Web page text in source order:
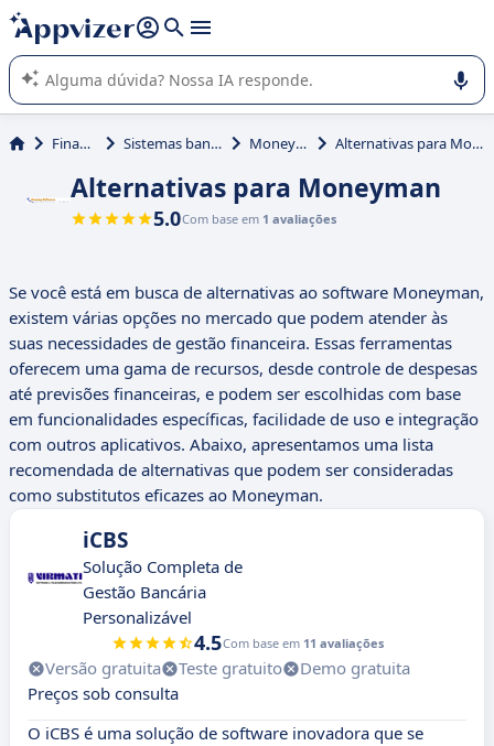
de nossa IA (várias linhas com
A IA do Appvizer o orienta no uso ou na seleção de software
SaaS para sua empresa.
Finanças Sistemas bancários Moneyman Alternativas para Moneyman
Alternativas para Moneyman
5.0Com base em 1 avaliações
Se você está em busca de alternativas ao software Moneyman,
existem várias opções no mercado que podem atender às
suas necessidades de gestão financeira. Essas ferramentas
oferecem uma gama de recursos, desde controle de despesas
até previsões financeiras, e podem ser escolhidas com base
em funcionalidades específicas, facilidade de uso e integração
com outros aplicativos. Abaixo, apresentamos uma lista
recomendada de alternativas que podem ser consideradas
como substitutos eficazes ao Moneyman.
iCBS
Solução Completa de
Gestão Bancária
Personalizável
4.5Com base em 11 avaliações
Versão gratuita Teste gratuito
Demo gratuita
Preços sob consulta
O iCBS é uma solução de software inovadora que se